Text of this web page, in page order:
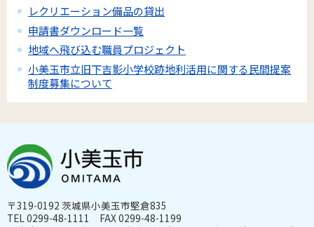
レクリエーション備品の貸出
申請書ダウンロード一覧
地域へ飛び込む職員プロジェクト
小美玉市立旧下吉影小学校跡地利活用に関する民間提案
制度募集について
〒319-0192 茨城県小美玉市堅倉835
TEL 0299-48-1111 FAX 0299-48-1199